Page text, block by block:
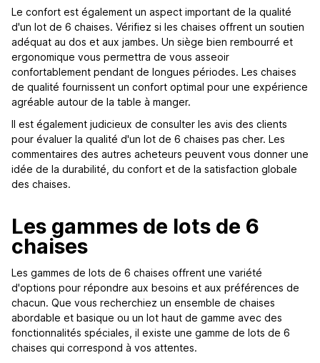
Le confort est également un aspect important de la qualité
d'un lot de 6 chaises. Vérifiez si les chaises offrent un soutien
adéquat au dos et aux jambes. Un siège bien rembourré et
ergonomique vous permettra de vous asseoir
confortablement pendant de longues périodes. Les chaises
de qualité fournissent un confort optimal pour une expérience
agréable autour de la table à manger.
Il est également judicieux de consulter les avis des clients
pour évaluer la qualité d'un lot de 6 chaises pas cher. Les
commentaires des autres acheteurs peuvent vous donner une
idée de la durabilité, du confort et de la satisfaction globale
des chaises.
Les gammes de lots de 6
chaises
Les gammes de lots de 6 chaises offrent une variété
d'options pour répondre aux besoins et aux préférences de
chacun. Que vous recherchiez un ensemble de chaises
abordable et basique ou un lot haut de gamme avec des
fonctionnalités spéciales, il existe une gamme de lots de 6
chaises qui correspond à vos attentes.